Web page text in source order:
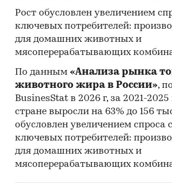
производителей на следующие
Портландцемент, цемент
цемент шлаковый и
гидравлические цементы
Портландцемент без
Портландцемент с
добавками
Цементы прочие, не
Рост обусловлен увеличением
ключевых потребителей:
для домашних животных и
мясоперерабатывающих
По данным «Анализа рынка
животного жира в России»,
BusinesStat в 2026 г, за 2021-
стране выросли на 63% до 156
обусловлен увеличением спроса
ключевых потребителей:
для домашних животных и
мясоперерабатывающих